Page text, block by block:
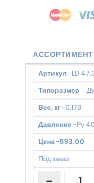
АССОРТИМЕНТ
Артикул -LD
Типоразмер -
Вес, кг-0.173
Давление-Ру 40
Цена-593.00
Под заказ